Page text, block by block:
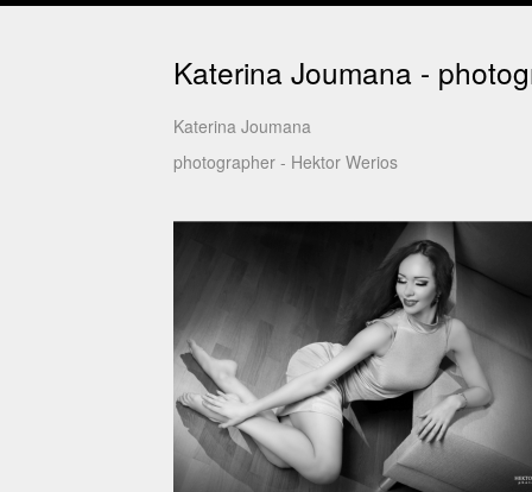
Katerina Joumana -
Katerina Joumana
photographer - Hektor Werios